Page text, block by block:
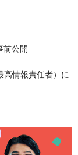
前公開
情報責任者）に